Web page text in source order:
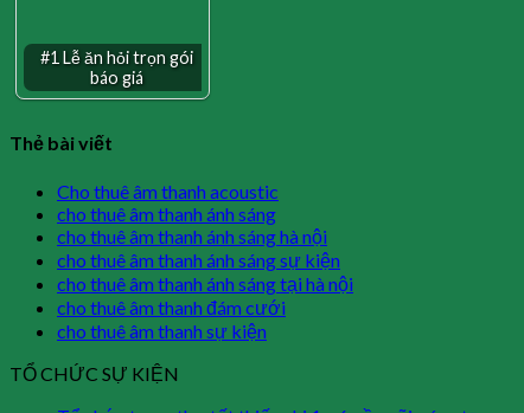
#1 Lễ ăn hỏi trọn gói
báo giá
Thẻ bài viết
Cho thuê âm thanh acoustic
cho thuê âm thanh ánh sáng
cho thuê âm thanh ánh sáng hà nội
cho thuê âm thanh ánh sáng sự kiện
cho thuê âm thanh ánh sáng tại hà nội
cho thuê âm thanh đám cưới
cho thuê âm thanh sự kiện
TỔ CHỨC SỰ KIỆN